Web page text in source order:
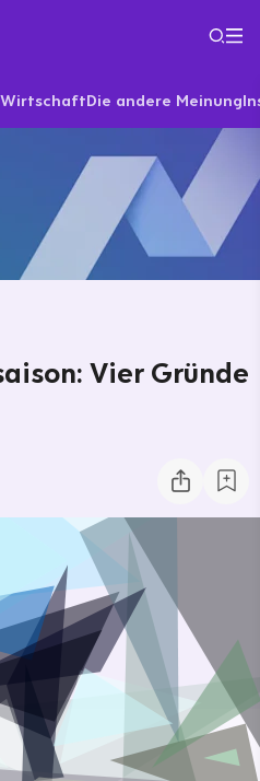
WirtschaftDie andere Meinung
Vier Gründe